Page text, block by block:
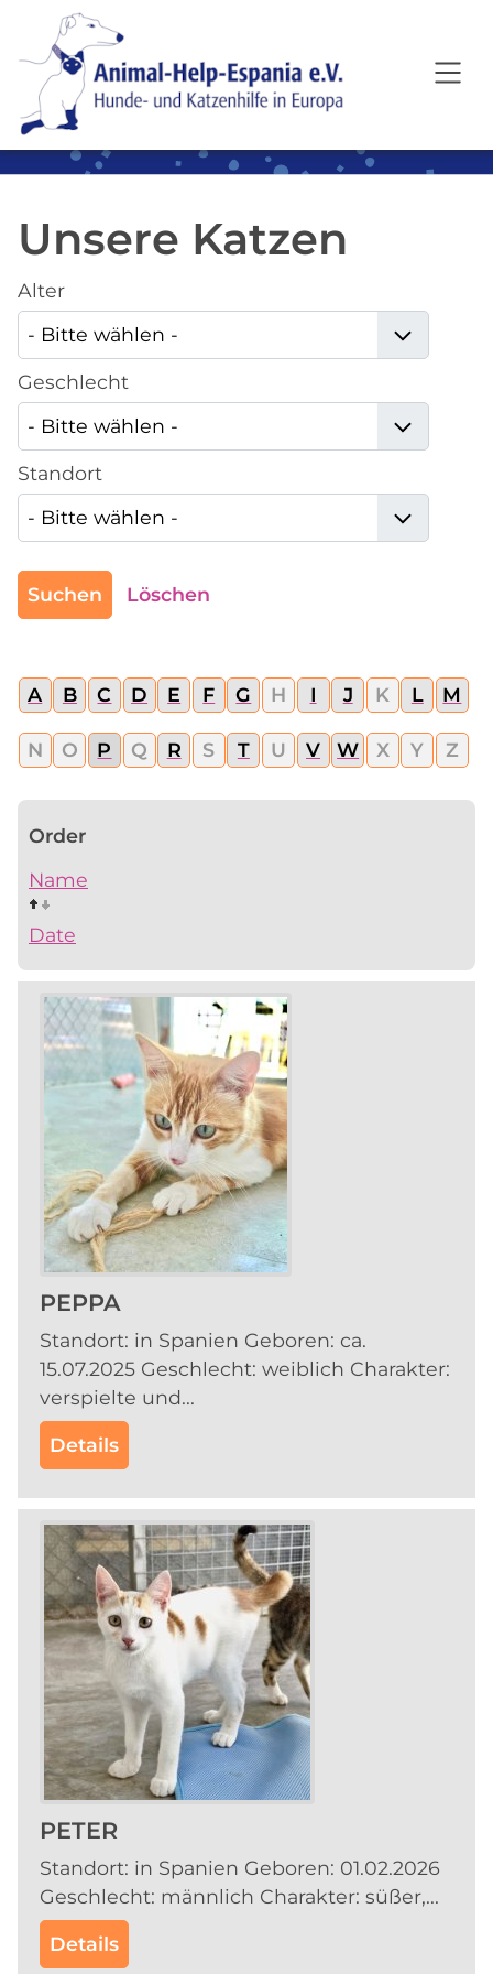
SKIP TO MAIN CONTENT
Unsere Katzen
Alter
Geschlecht
Standort
Suchen Löschen
A B C D E F G H I J K L M
N O P Q R S T U V W X Y Z
Order
Name
Date
PEPPA
Standort: in Spanien Geboren: ca.
15.07.2025 Geschlecht: weiblich Charakter:
verspielte und...
Details
PETER
Standort: in Spanien Geboren: 01.02.2026
Geschlecht: männlich Charakter: süßer,...
Details